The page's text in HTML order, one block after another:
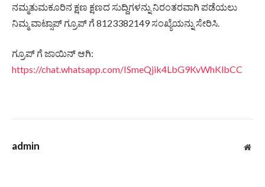
ನಮ್ಮತುಮಕೂರಿನ ಕ್ಷಣ ಕ್ಷಣದ ಸುದ್ದಿಗಳನ್ನು ನಿರಂತರವಾಗಿ ಪಡೆಯಲು
ನಿಮ್ಮ ವಾಟ್ಸಾಪ್ ಗ್ರೂಪ್ ಗೆ 8123382149 ಸಂಖ್ಯೆಯನ್ನು ಸೇರಿಸಿ.
ಗ್ರೂಪ್ ಗೆ ಜಾಯಿನ್ ಆಗಿ:
https://chat.whatsapp.com/ISmeQjik4LbG9KvWhKlbCC
admin